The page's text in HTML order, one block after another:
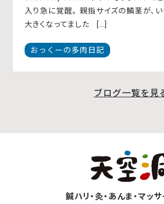
入り急に覚醒。 親指サイズの鱗茎が、
大きくなってました […]
おっくーの多肉日記
ブログ一覧を見
鍼ハリ・灸・あんま・マッ